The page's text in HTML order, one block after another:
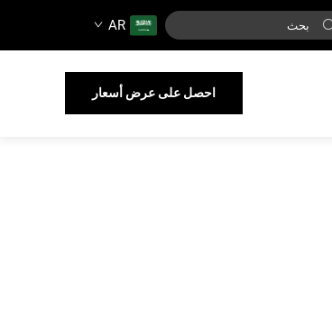
AR
احصل على عرض أسعار